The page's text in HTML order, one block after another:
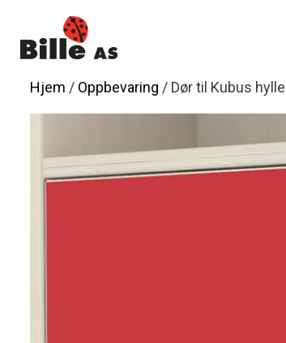
innhold
Hjem / Oppbevaring / Dør til Kubus hylle